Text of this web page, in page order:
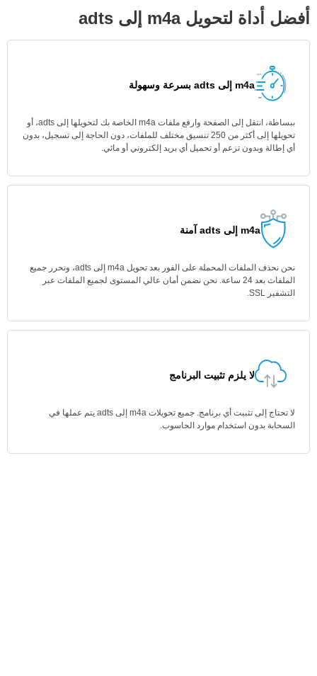
أفضل أداة لتحويل m4a إلى adts
m4a إلى adts بسرعة وسهولة
ببساطة، انتقل إلى الصفحة وارفع ملفات m4a الخاصة بك لتحويلها إلى adts، أو
تحويلها إلى أكثر من 250 تنسيق مختلف للملفات، دون الحاجة إلى تسجيل، بدون
أي إطالة وبدون تزعم أو تحميل أي بريد إلكتروني أو مائي.
m4a إلى adts آمنة
نحن نحذف الملفات المحملة على الفور بعد تحويل m4a إلى adts، ونحرر جميع
الملفات بعد 24 ساعة. نحن نضمن أمان عالي المستوى لجميع الملفات عبر
التشفير SSL.
لا يلزم تثبيت البرنامج
لا تحتاج إلى تثبيت أي برنامج. جميع تحويلات m4a إلى adts يتم عملها في
السحابة بدون استخدام موارد الحاسوب.